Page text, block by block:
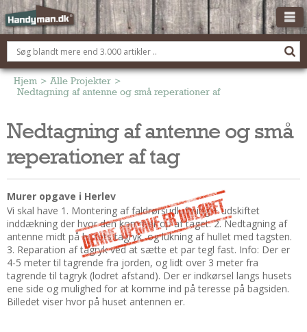
OM HANDYMAN.DK
FÅ 3 TILBUD
ANNONCERING
BOLIG KØBERÅDGIVNING
TØMRER/SNEDKER
Montage Og Nybyg
Alt Om Køkkenet
Om Materialer
Om Værktøj
Andet
ELEKTRIKER
Regler Og Love
Hjem > Alle Projekter >
Nedtagning af antenne og små reperationer af tag
Nedtagning af antenne og små
reperationer af tag
Murer opgave i Herlev
Vi skal have 1. Montering af faldrørsudluftning + udskiftet
inddækning der hvor den kommer op af taget. 2. Nedtagning af
antenne midt på husets tagryk, og lukning af hullet med tagsten.
3. Reparation af tagryk ved at sætte et par tegl fast. Info: Der er
4-5 meter til tagrende fra jorden, og lidt over 3 meter fra
tagrende til tagryk (lodret afstand). Der er indkørsel langs husets
ene side og mulighed for at komme ind på teresse på bagsiden.
Billedet viser hvor på huset antennen er.